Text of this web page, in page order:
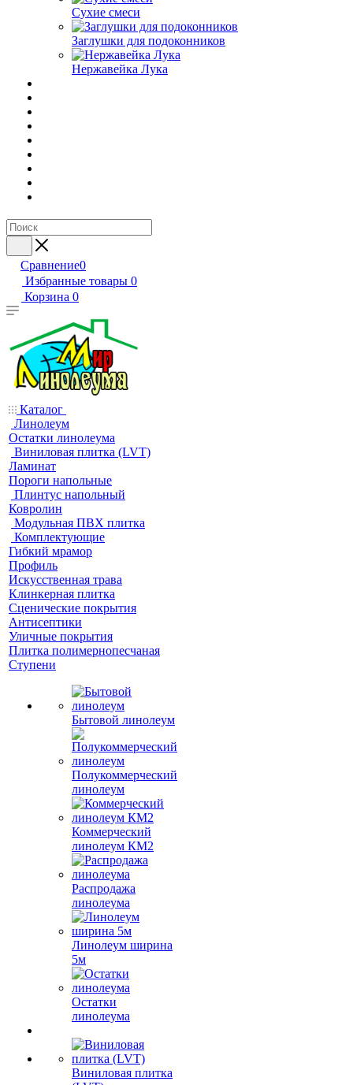
Сухие смеси
Заглушки для подоконников
Нержавейка Лука
Сравнение0
Избранные товары 0
Корзина 0
Каталог
Линолеум
Остатки линолеума
Виниловая плитка (LVT)
Ламинат
Пороги напольные
Плинтус напольный
Ковролин
Модульная ПВХ плитка
Комплектующие
Гибкий мрамор
Профиль
Искусственная трава
Клинкерная плитка
Сценические покрытия
Антисептики
Уличные покрытия
Плитка полимернопесчаная
Ступени
Бытовой линолеум
Полукоммерческий
линолеум
Коммерческий
линолеум КМ2
Распродажа
линолеума
Линолеум ширина
5м
Остатки
линолеума
Виниловая плитка